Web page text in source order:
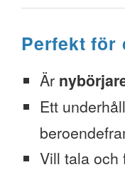
Perfekt för
Är
Ett
Vill tala och